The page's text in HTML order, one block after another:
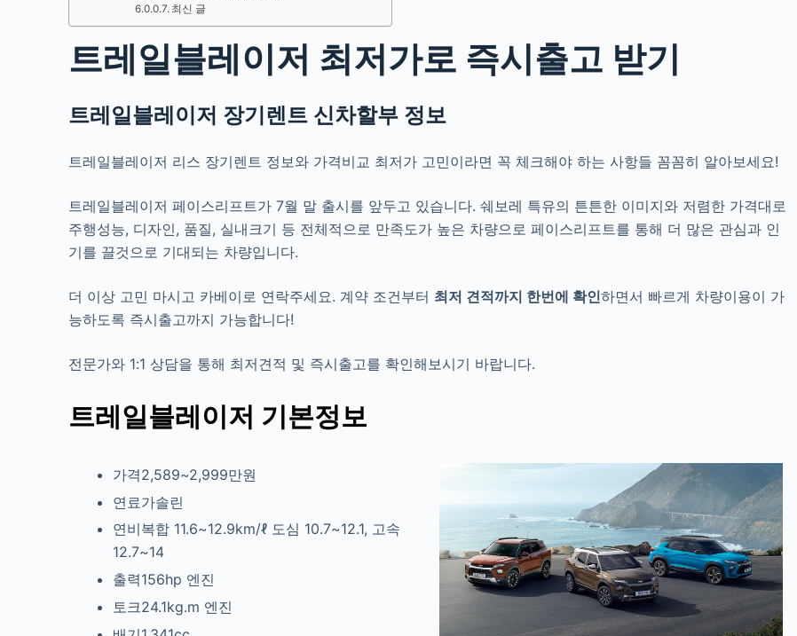
최신 글
트레일블레이저 최저가로 즉시출고 받기
트레일블레이저 장기렌트 신차할부 정보
트레일블레이저 리스 장기렌트 정보와 가격비교 최저가 고민이라면 꼭 체크해야 하는 사항들 꼼꼼히 알아보세요!
트레일블레이저 페이스리프트가 7월 말 출시를 앞두고 있습니다. 쉐보레 특유의 튼튼한 이미지와 저렴한 가격대로
주행성능, 디자인, 품질, 실내크기 등 전체적으로 만족도가 높은 차량으로 페이스리프트를 통해 더 많은 관심과 인
기를 끌것으로 기대되는 차량입니다.
더 이상 고민 마시고 카베이로 연락주세요. 계약 조건부터 최저 견적까지 한번에 확인하면서 빠르게 차량이용이 가
능하도록 즉시출고까지 가능합니다!
전문가와 1:1 상담을 통해 최저견적 및 즉시출고를 확인해보시기 바랍니다.
트레일블레이저 기본정보
가격2,589~2,999만원
연료가솔린
연비복합 11.6~12.9km/ℓ 도심 10.7~12.1, 고속
12.7~14
출력156hp 엔진
토크24.1kg.m 엔진